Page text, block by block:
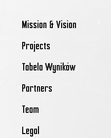
Mission & Vision
Projects
Tabela Wyników
Partners
Team
Legal